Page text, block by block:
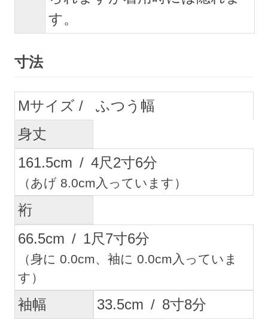
す。
寸法
M
ふつう幅
身丈
161.5cm / 4尺2寸6分
（あげ 8.0cm入っています）
裄
66.5cm / 1尺7寸6分
（身に 0.0cm、袖に 0.0cm入っていま
す）
袖幅 33.5cm / 8寸8分